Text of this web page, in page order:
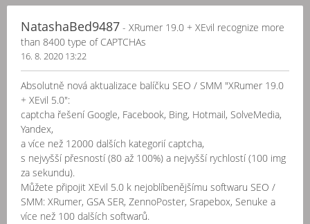
NatashaBed9487 - XRumer 19.0 + XEvil recognize more
than 8400 type of CAPTCHAs
16. 8. 2020 13:22
Absolutně nová aktualizace balíčku SEO / SMM "XRumer 19.0
+ XEvil 5.0":
captcha řešení Google, Facebook, Bing, Hotmail, SolveMedia,
Yandex,
a více než 12000 dalších kategorií captcha,
s nejvyšší přesností (80 až 100%) a nejvyšší rychlostí (100 img
za sekundu).
Můžete připojit XEvil 5.0 k nejoblíbenějšímu softwaru SEO /
SMM: XRumer, GSA SER, ZennoPoster, Srapebox, Senuke a
více než 100 dalších softwarů.